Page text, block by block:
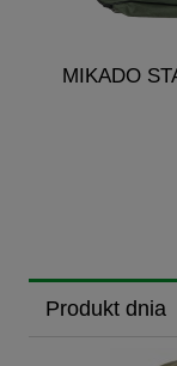
MIKADO
Produkt dnia